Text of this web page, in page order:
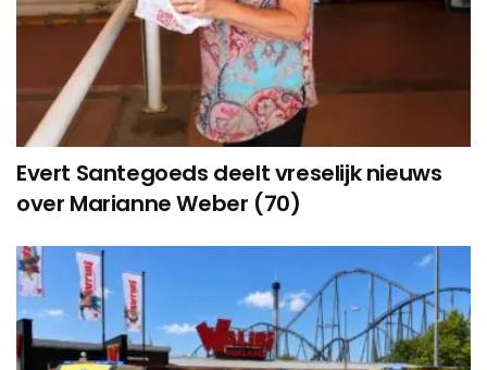
Evert Santegoeds deelt vreselijk nieuws
over Marianne Weber (70)